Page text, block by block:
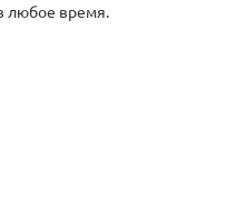
любое время.